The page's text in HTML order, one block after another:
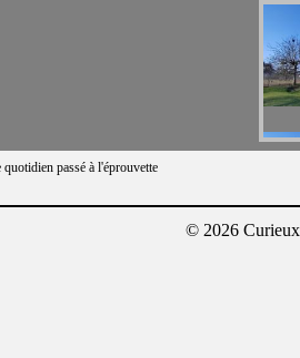
quotidien passé à l'éprouvette
© 2026